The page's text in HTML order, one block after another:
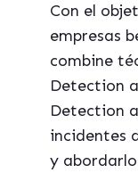
Con el
empresas
combine
Detection
Detection
incidentes
y